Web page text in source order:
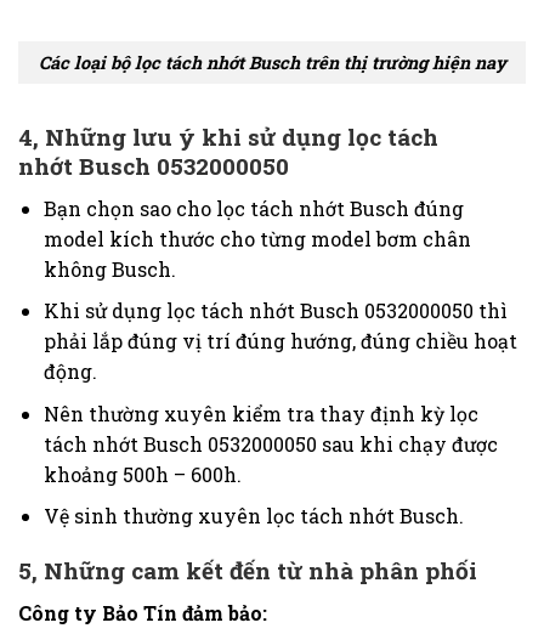
Các loại bộ lọc tách nhớt Busch trên thị trường hiện nay
4, Những lưu ý khi sử dụng lọc tách
nhớt Busch 0532000050
Bạn chọn sao cho lọc tách nhớt Busch đúng
model kích thước cho từng model bơm chân
không Busch.
Khi sử dụng lọc tách nhớt Busch 0532000050 thì
phải lắp đúng vị trí đúng hướng, đúng chiều hoạt
động.
Nên thường xuyên kiểm tra thay định kỳ lọc
tách nhớt Busch 0532000050 sau khi chạy được
khoảng 500h – 600h.
Vệ sinh thường xuyên lọc tách nhớt Busch.
5, Những cam kết đến từ nhà phân phối
Công ty Bảo Tín đảm bảo: